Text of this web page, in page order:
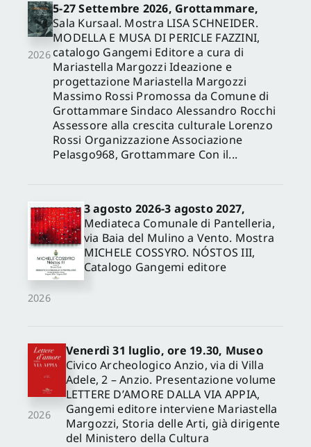
2026
5-27 Settembre 2026, Grottammare,
Sala Kursaal. Mostra LISA SCHNEIDER.
MODELLA E MUSA DI PERICLE FAZZINI,
catalogo Gangemi Editore a cura di
Mariastella Margozzi Ideazione e
progettazione Mariastella Margozzi
Massimo Rossi Promossa da Comune di
Grottammare Sindaco Alessandro Rocchi
Assessore alla crescita culturale Lorenzo
Rossi Organizzazione Associazione
Pelasgo968, Grottammare Con il...
2026
3 agosto 2026-3 agosto 2027,
Mediateca Comunale di Pantelleria,
via Baia del Mulino a Vento. Mostra
MICHELE COSSYRO. NÓSTOS III,
Catalogo Gangemi editore
2026
Venerdì 31 luglio, ore 19.30, Museo
Civico Archeologico Anzio, via di Villa
Adele, 2 – Anzio. Presentazione volume
LETTERE D’AMORE DALLA VIA APPIA,
Gangemi editore interviene Mariastella
Margozzi, Storia delle Arti, già dirigente
del Ministero della Cultura